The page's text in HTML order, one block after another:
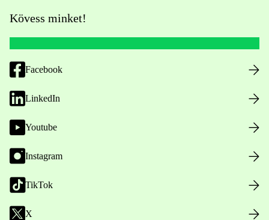
Kövess minket!
Facebook
LinkedIn
Youtube
Instagram
TikTok
X